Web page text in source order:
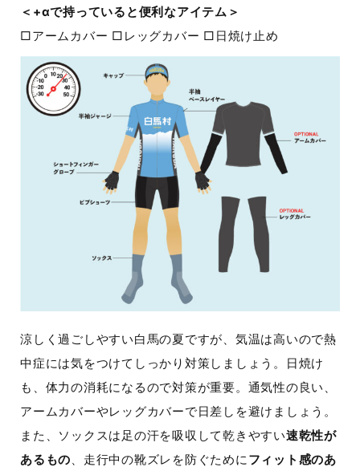
＜+αで持っていると便利なアイテム＞
□アームカバー □レッグカバー □日焼け止め
涼しく過ごしやすい白馬の夏ですが、気温は高いので熱
中症には気をつけてしっかり対策しましょう。日焼け
も、体力の消耗になるので対策が重要。通気性の良い、
アームカバーやレッグカバーで日差しを避けましょう。
また、ソックスは足の汗を吸収して乾きやすい速乾性が
あるもの、走行中の靴ズレを防ぐためにフィット感のあ